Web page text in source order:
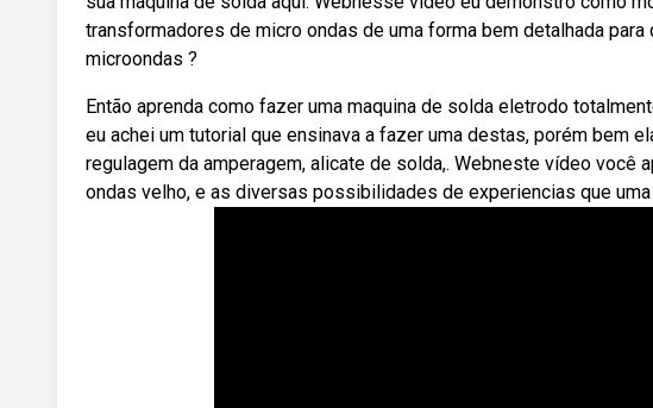
transformadores de micro ondas de uma forma bem detalhada
microondas ?
Então aprenda como fazer uma maquina de solda eletrodo
eu achei um tutorial que ensinava a fazer uma destas, porém bem
regulagem da amperagem, alicate de solda,. Webneste vídeo você
ondas velho, e as diversas possibilidades de experiencias que